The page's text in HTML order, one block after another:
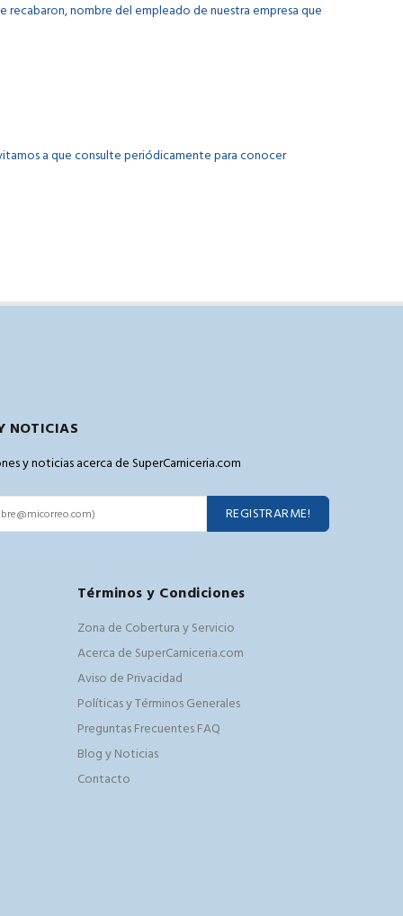
nombre del empleado de nuestra empresa que
a que consulte periódicamente para conocer
NOTICIAS
y noticias acerca de SuperCarniceria.com
REGISTRARME!
Términos y Condiciones
Zona de Cobertura y Servicio
Acerca de SuperCarniceria.com
Aviso de Privacidad
Políticas y Términos Generales
Preguntas Frecuentes FAQ
Blog y Noticias
Contacto